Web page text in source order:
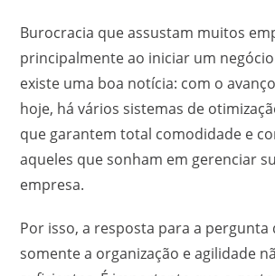
Burocracia que assustam muitos
principalmente ao iniciar um
existe uma boa notícia: com o
hoje, há vários sistemas de
que garantem total comodidade e
aqueles que sonham em gerenciar
empresa.
Por isso, a resposta para a pergunta
somente a organização e agilidade